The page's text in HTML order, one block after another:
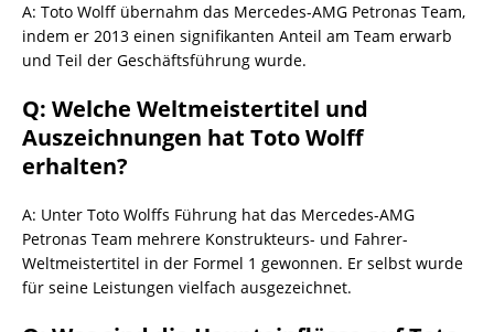
A: Toto Wolff übernahm das Mercedes-AMG Petronas Team,
indem er 2013 einen signifikanten Anteil am Team erwarb
und Teil der Geschäftsführung wurde.
Q: Welche Weltmeistertitel und
Auszeichnungen hat Toto Wolff
erhalten?
A: Unter Toto Wolffs Führung hat das Mercedes-AMG
Petronas Team mehrere Konstrukteurs- und Fahrer-
Weltmeistertitel in der Formel 1 gewonnen. Er selbst wurde
für seine Leistungen vielfach ausgezeichnet.